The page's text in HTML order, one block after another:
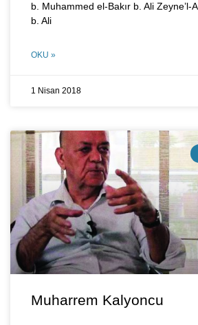
b. Muhammed el-Bakır b. Ali Zeyne’l-
b. Ali
OKU »
1 Nisan 2018
Muharrem Kalyoncu